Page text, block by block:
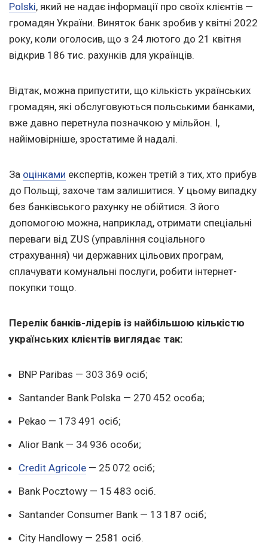
Polski, який не надає інформації про своїх клієнтів —
громадян України. Виняток банк зробив у квітні 2022
року, коли оголосив, що з 24 лютого до 21 квітня
відкрив 186 тис. рахунків для українців.
Відтак, можна припустити, що кількість українських
громадян, які обслуговуються польськими банками,
вже давно перетнула позначкою у мільйон. І,
найімовірніше, зростатиме й надалі.
За оцінками експертів, кожен третій з тих, хто прибув
до Польщі, захоче там залишитися. У цьому випадку
без банківського рахунку не обійтися. З його
допомогою можна, наприклад, отримати спеціальні
переваги від ZUS (управління соціального
страхування) чи державних цільових програм,
сплачувати комунальні послуги, робити інтернет-
покупки тощо.
Перелік банків-лідерів із найбільшою кількістю
українських клієнтів виглядає так:
BNP Paribas — 303 369 осіб;
Santander Bank Polska — 270 452 особа;
Pekao — 173 491 осіб;
Alior Bank — 34 936 особи;
Credit Agricole — 25 072 осіб;
Bank Pocztowy — 15 483 осіб.
Santander Consumer Bank — 13 187 осіб;
City Handlowy — 2581 осіб.